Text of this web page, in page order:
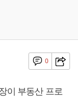
0
이 부동산 프로